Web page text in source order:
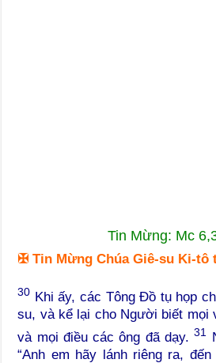
Tin Mừng: Mc
✠Tin Mừng Chúa Giê-su Ki-tô
30 Khi ấy, các Tông Đồ tụ họp
su, và kể lại cho Người biết mọi
và mọi điều các ông đã dạy.31
“Anh em hãy lánh riêng ra,